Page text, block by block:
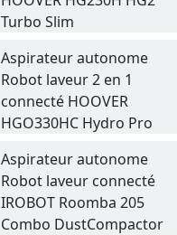
Turbo Slim
Aspirateur autonome
Robot laveur 2 en 1
connecté HOOVER
HGO330HC Hydro Pro
Aspirateur autonome
Robot laveur connecté
IROBOT Roomba 205
Combo DustCompactor